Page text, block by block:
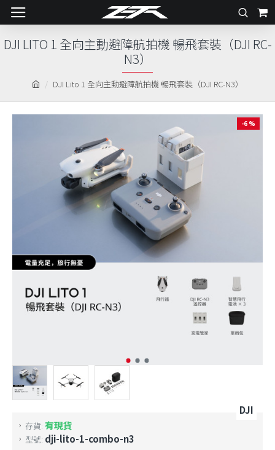
DJI Lito 1 全向主動避障航拍機 暢飛套裝（DJI RC-N3）
DJI LITO 1 全向主動避障航拍機 暢飛套裝（DJI RC-
N3）
-6 %
存貨: 有現貨
型號: dji-lito-1-combo-n3
DJI